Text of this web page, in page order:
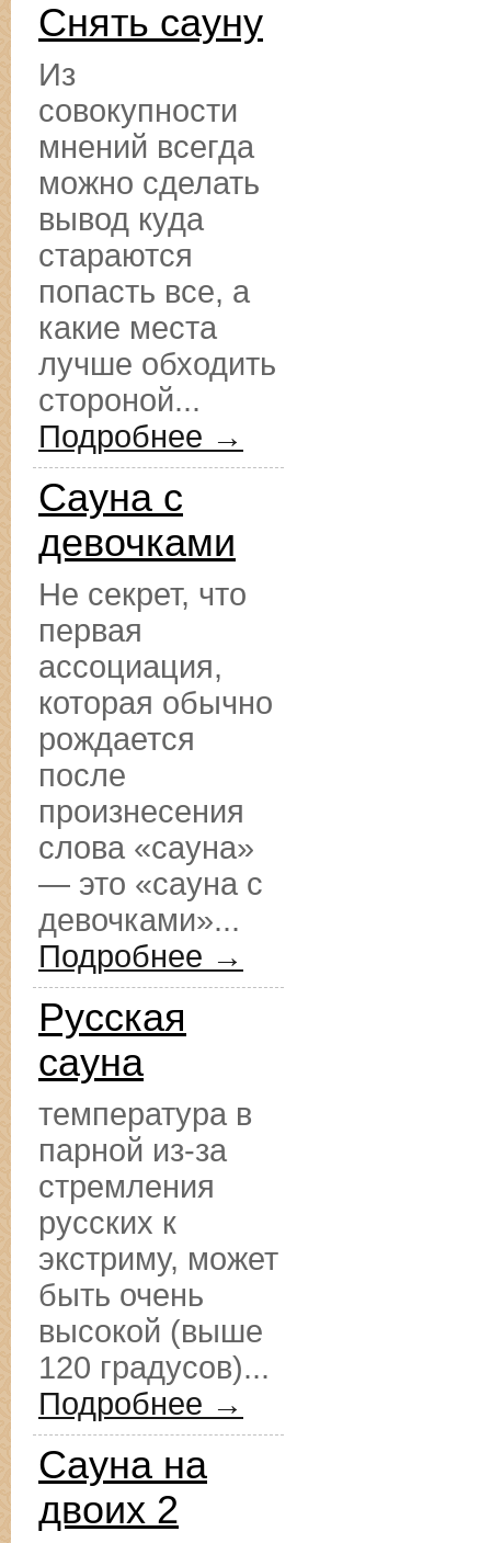
Снять сауну
Из
совокупности
мнений всегда
можно сделать
вывод куда
стараются
попасть все, а
какие места
лучше обходить
стороной...
Подробнее →
Сауна с
девочками
Не секрет, что
первая
ассоциация,
которая обычно
рождается
после
произнесения
слова «сауна»
— это «сауна с
девочками»...
Подробнее →
Русская
сауна
температура в
парной из-за
стремления
русских к
экстриму, может
быть очень
высокой (выше
120 градусов)...
Подробнее →
Сауна на
двоих 2